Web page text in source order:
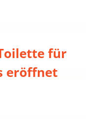
für
eröffnet